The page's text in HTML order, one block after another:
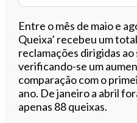
Entre o mês de maio e
Queixa’ recebeu um
reclamações dirigidas
verificando-se um
comparação com o
ano. De janeiro a abril
apenas 88 queixas.